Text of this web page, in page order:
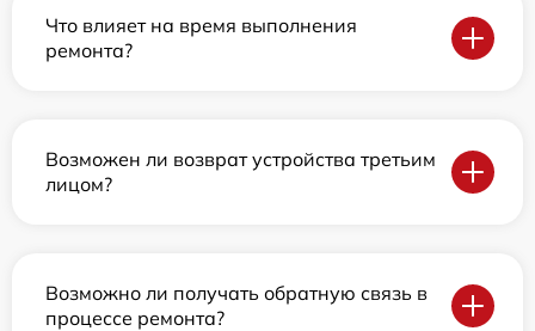
Что влияет на время выполнения
ремонта?
Возможен ли возврат устройства третьим
лицом?
Возможно ли получать обратную связь в
процессе ремонта?